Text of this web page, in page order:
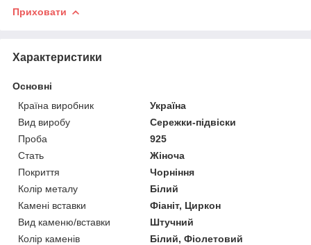
Приховати
Характеристики
Основні
Країна виробник
Україна
Вид виробу
Сережки-підвіски
Проба
925
Стать
Жіноча
Покриття
Чорніння
Колір металу
Білий
Камені вставки
Фіаніт, Циркон
Вид каменю/вставки
Штучний
Колір каменів
Білий, Фіолетовий